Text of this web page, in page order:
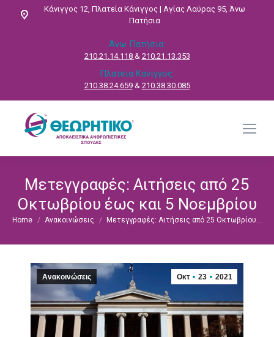
Κάνιγγος 12, Πλατεία Κάνιγγος | Αγίας Λαύρας 95, Άνω
Πατήσια
Άνω Πατήσια:
210.21.14.118 & 210.21.13.353
Πλατεία Κάνιγγος:
210.38.24.659& 210.38.30.085
Μετεγγραφές: Αιτήσεις από 25
Οκτωβρίου έως και 5 Νοεμβρίου
You are here:
Home Ανακοινώσεις Μετεγγραφές: Αιτήσεις από 25 Οκτωβρίου…
Οκτ 23 2021
Ανακοινώσεις